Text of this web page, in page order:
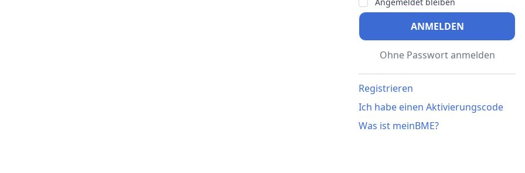
ANMELDEN
Ohne Passwort anmelden
Registrieren
Ich habe einen Aktivierungscode
Was ist meinBME?